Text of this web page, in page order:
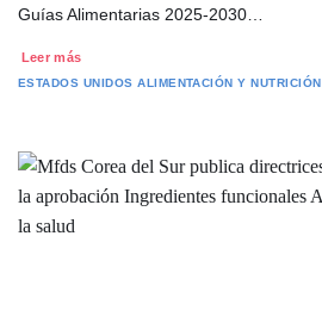
Guías Alimentarias 2025-2030…
Leer más
ESTADOS UNIDOS ALIMENTACIÓN Y NUTRICIÓN